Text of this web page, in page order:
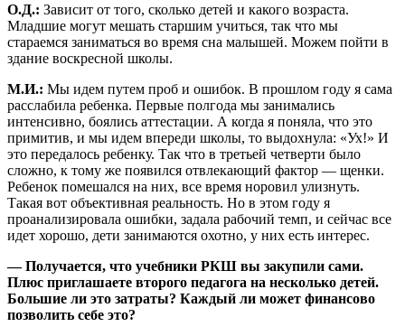
О.Д.: Зависит от того, сколько детей и какого возраста.
Младшие могут мешать старшим учиться, так что мы
стараемся заниматься во время сна малышей. Можем пойти в
здание воскресной школы.
М.И.: Мы идем путем проб и ошибок. В прошлом году я сама
расслабила ребенка. Первые полгода мы занимались
интенсивно, боялись аттестации. А когда я поняла, что это
примитив, и мы идем впереди школы, то выдохнула: «Ух!» И
это передалось ребенку. Так что в третьей четверти было
сложно, к тому же появился отвлекающий фактор — щенки.
Ребенок помешался на них, все время норовил улизнуть.
Такая вот объективная реальность. Но в этом году я
проанализировала ошибки, задала рабочий темп, и сейчас все
идет хорошо, дети занимаются охотно, у них есть интерес.
— Получается, что учебники РКШ вы закупили сами.
Плюс приглашаете второго педагога на несколько детей.
Большие ли это затраты? Каждый ли может финансово
позволить себе это?